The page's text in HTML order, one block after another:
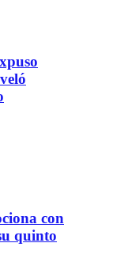
con
quinto